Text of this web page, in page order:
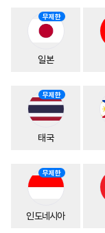
무제한
일본
무제한
태국
무제한
인도네시아